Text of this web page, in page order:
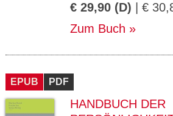
€ 29,90 (D) | €
Zum Buch
EPUB PDF
HANDBUCH DER